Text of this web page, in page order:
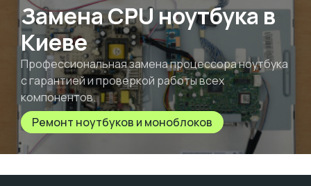
Замена CPU ноутбука в
Киеве
Профессиональная замена процессора ноутбука
с гарантией и проверкой работы всех
компонентов.
Ремонт ноутбуков и моноблоков